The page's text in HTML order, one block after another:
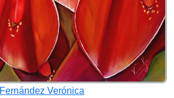
Fernández Verónica